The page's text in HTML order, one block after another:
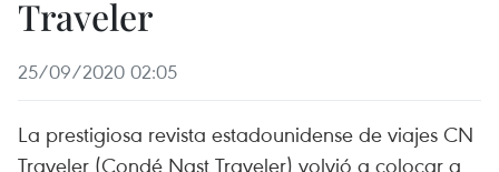
Traveler
25/09/2020 02:05
La prestigiosa revista estadounidense de viajes CN
Traveler (Condé Nast Traveler) volvió a colocar a